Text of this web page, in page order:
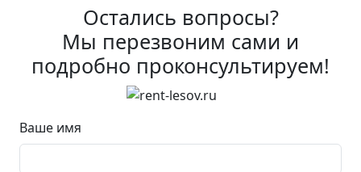
Остались вопросы?
Мы перезвоним сами и
подробно проконсультируем!
Ваше имя